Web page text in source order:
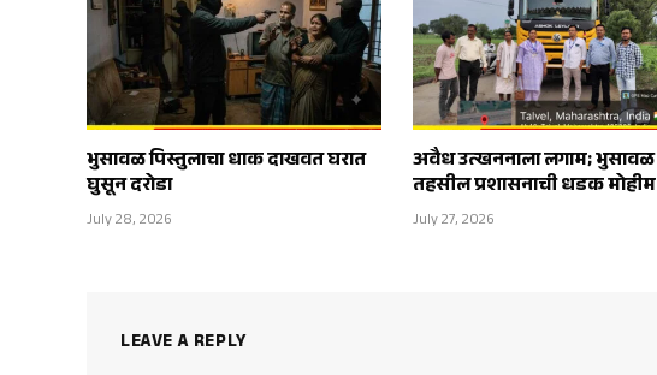
भुसावळ पिस्तुलाचा धाक दाखवत घरात
घुसून दरोडा
July 28, 2026
अवैध उत्खननाला लगाम; भुसावळ
तहसील प्रशासनाची धडक मोहीम
July 27, 2026
LEAVE A REPLY